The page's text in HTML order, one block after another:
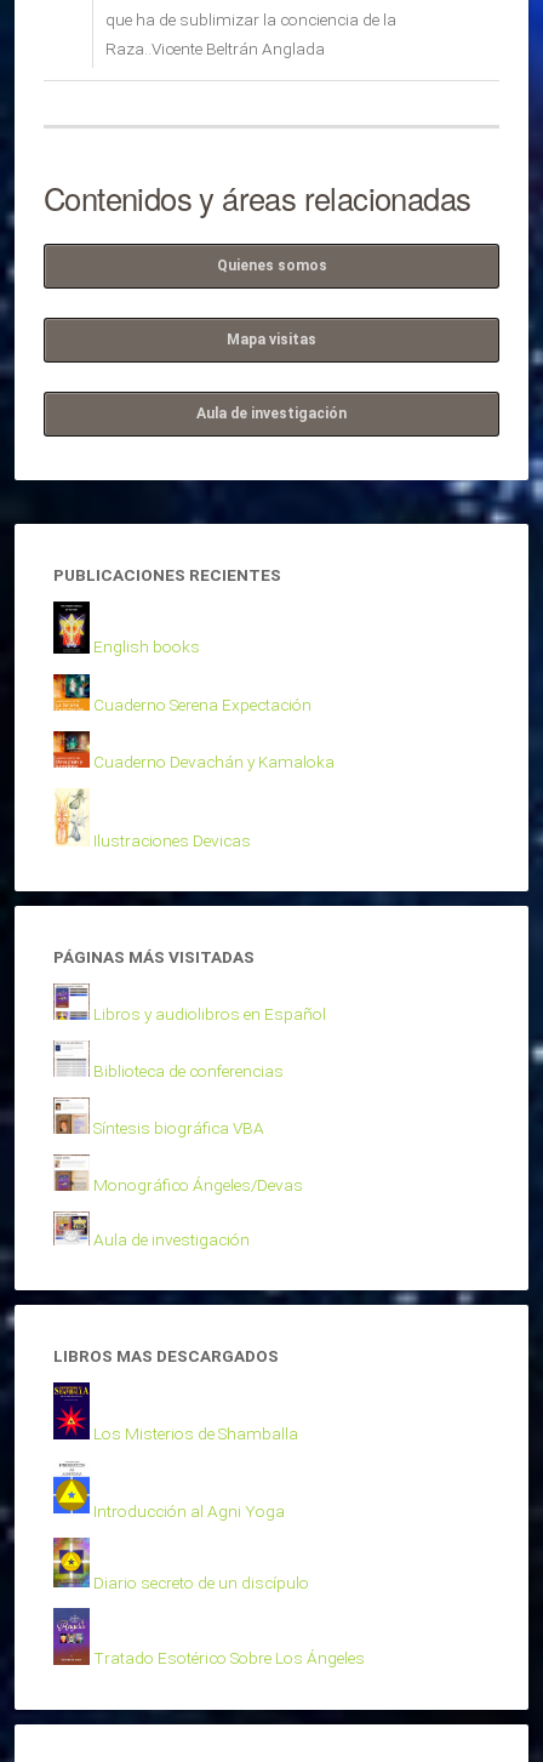
que ha de sublimizar la conciencia de la
Raza..Vicente Beltrán Anglada
Contenidos y áreas relacionadas
Quienes somos
Mapa visitas
Aula de investigación
PUBLICACIONES RECIENTES
English books
Cuaderno Serena Expectación
Cuaderno Devachán y Kamaloka
Ilustraciones Devicas
PÁGINAS MÁS VISITADAS
Libros y audiolibros en Español
Biblioteca de conferencias
Síntesis biográfica VBA
Monográfico Ángeles/Devas
Aula de investigación
LIBROS MAS DESCARGADOS
Los Misterios de Shamballa
Introducción al Agni Yoga
Diario secreto de un discípulo
Tratado Esotérico Sobre Los Ángeles